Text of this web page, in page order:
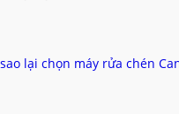
lại chọn máy rửa chén